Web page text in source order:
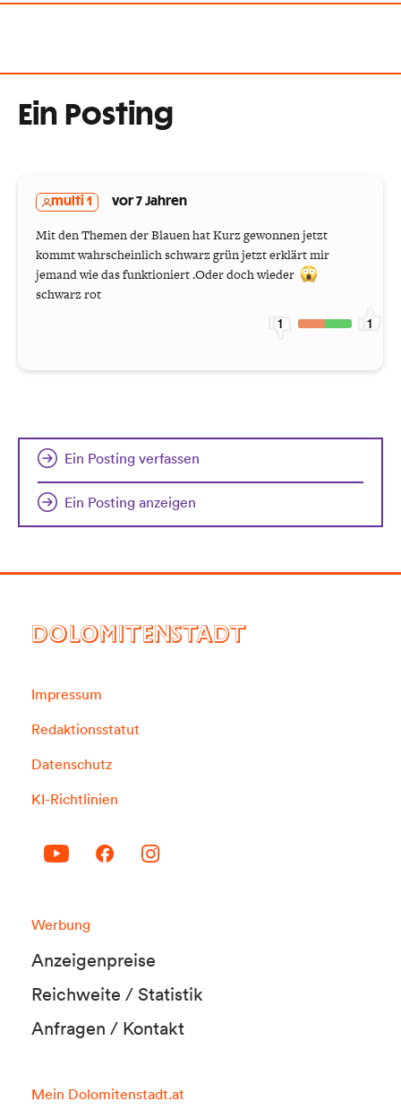
Ein Posting
multi 1 vor 7 Jahren
Mit den Themen der Blauen hat Kurz gewonnen jetzt
kommt wahrscheinlich schwarz grün jetzt erklärt mir
jemand wie das funktioniert .Oder doch wieder
schwarz rot
1 1
Ein Posting verfassen
Ein Posting anzeigen
DOLOMITENSTADT
Impressum
Redaktionsstatut
Datenschutz
KI-Richtlinien
Werbung
Anzeigenpreise
Reichweite / Statistik
Anfragen / Kontakt
Mein Dolomitenstadt.at